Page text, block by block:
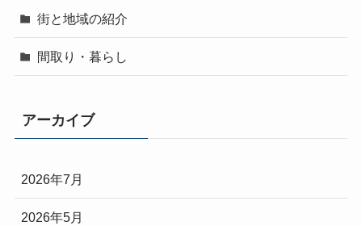
街と地域の紹介
間取り・暮らし
アーカイブ
2026年7月
2026年5月